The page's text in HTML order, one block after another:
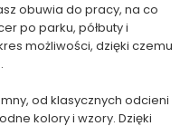
obuwia do pracy, na co
po parku, półbuty i
możliwości, dzięki czemu
od klasycznych odcieni
kolory i wzory. Dzięki